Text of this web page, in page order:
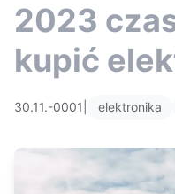
2023
kupić
30.11.-0001 elektronika